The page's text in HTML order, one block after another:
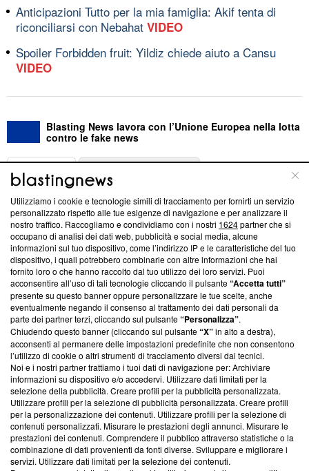
Anticipazioni Tutto per la mia famiglia: Akif tenta di
riconciliarsi con Nebahat VIDEO
Spoiler Forbidden fruit: Yildiz chiede aiuto a Cansu
VIDEO
Blasting News lavora con l’Unione Europea nella lotta
contro le fake news
ABOUT
Questa sezione offre informazioni trasparenti su Blasting
News, sui nostri processi editoriali e su come ci impegniamo a
creare news di qualità. Inoltre, afferma la nostra aderenza a
‘Trust Project - News with Integrity’Blasting News non è
ancora membro del programma, ma ha richiesto di farne
parte; Trust Project non ha ancora effettuato una verifica di
conformità agli standard.
Su di noi
Team editoriale
Corporate
Redazione
Informativa Privacy
Cookie Policy
Blasting SA, IDI CHE-247.845.224, Via Carlo Frasca, 3 - 6900
Utilizziamo i cookie e tecnologie simili di tracciamento per fornirti un servizio
personalizzato rispetto alle tue esigenze di navigazione e per analizzare il
nostro traffico. Raccogliamo e condividiamo con i nostri 1624partner che si
occupano di analisi dei dati web, pubblicità e social media, alcune
informazioni sul tuo dispositivo, come l’indirizzo IP e le caratteristiche del tuo
dispositivo, i quali potrebbero combinarle con altre informazioni che hai
fornito loro o che hanno raccolto dal tuo utilizzo dei loro servizi. Puoi
acconsentire all’uso di tali tecnologie cliccando il pulsante“Accetta tutti”
presente su questo banner oppure personalizzare le tue scelte, anche
eventualmente negando il consenso al trattamento dei dati personali da
parte dei partner terzi, cliccando sul pulsante“Personalizza”.
Chiudendo questo banner (cliccando sul pulsante“X”in alto a destra),
acconsenti al permanere delle impostazioni predefinite che non consentono
l’utilizzo di cookie o altri strumenti di tracciamento diversi dai tecnici.
Noi e i nostri partner trattiamo i tuoi dati di navigazione per: Archiviare
informazioni su dispositivo e/o accedervi. Utilizzare dati limitati per la
selezione della pubblicità. Creare profili per la pubblicità personalizzata.
Utilizzare profili per la selezione di pubblicità personalizzata. Creare profili
per la personalizzazione dei contenuti. Utilizzare profili per la selezione di
contenuti personalizzati. Misurare le prestazioni degli annunci. Misurare le
prestazioni dei contenuti. Comprendere il pubblico attraverso statistiche o la
combinazione di dati provenienti da fonti diverse. Sviluppare e migliorare i
servizi. Utilizzare dati limitati per la selezione dei contenuti.